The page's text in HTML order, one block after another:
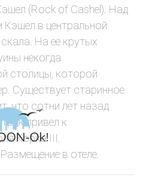
(Rock of Cashel). Над
в центральной
На ее крутых
некогда
столицы, которой
Существует старинное
что сотни лет назад
привел к
Корка III.
в отеле.